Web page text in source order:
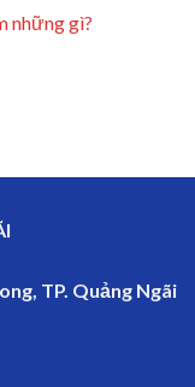
những gì?
TP. Quảng Ngãi